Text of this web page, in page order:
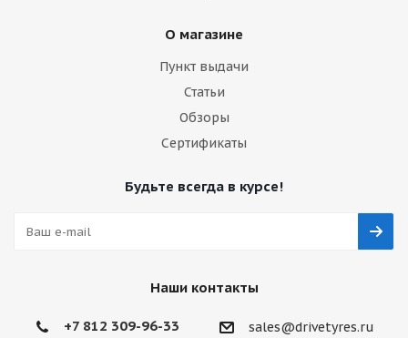
О магазине
Пункт выдачи
Статьи
Обзоры
Сертификаты
Будьте всегда в курсе!
Наши контакты
+7 812 309-96-33 sales@drivetyres.ru